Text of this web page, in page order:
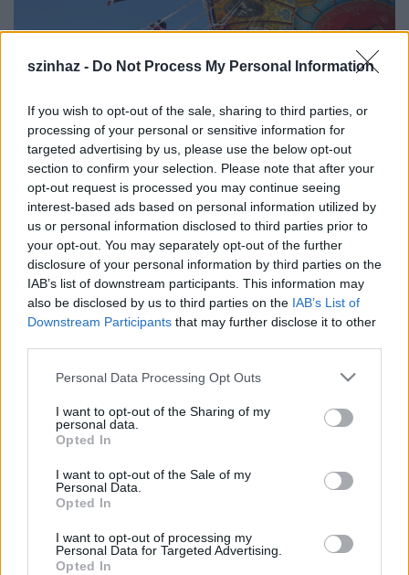
szinhaz - Do Not Process My Personal Information
If you wish to opt-out of the sale, sharing to third parties, or
processing of your personal or sensitive information for
targeted advertising by us, please use the below opt-out
section to confirm your selection. Please note that after your
opt-out request is processed you may continue seeing
interest-based ads based on personal information utilized by
us or personal information disclosed to third parties prior to
your opt-out. You may separately opt-out of the further
disclosure of your personal information by third parties on the
IAB’s list of downstream participants. This information may
also be disclosed by us to third parties on the IAB’s List of
Downstream Participants that may further disclose it to other
Please note that this website/app uses one or more Google
not limited to your visit or usage behaviour. You may click to
grant or deny consent to Google and its third-party tags to
use your data for below specified purposes in below Google
consent section.
Personal Data Processing Opt Outs
I want to opt-out of the Sharing of my
personal data.
Opted In
I want to opt-out of the Sale of my
Personal Data.
Opted In
I want to opt-out of processing my
Personal Data for Targeted Advertising.
Opted In
Mint írják, a Nemzeti Színház idei évadának egyik
legfontosabb bemutatója lesz a Körhinta című
legendás film adaptációja, amelynek
bevezetéseképpen ingyenes körhintázásra várják a
gyerekeket és felnőtteket a teátrum nyílt napján
vasárnap, amikor a magyar dráma napját is
ünnepeljük.
A Nemzeti nyílt napján az idén 60 esztendős
Udvaros Dorottyaszületésnapi koncerttel
Színpadon tartják. Előtte Szirtes Edina Mókus a
Nemzeti színészeivel ad közös koncertet.
Földes László Hobo beszélgetésre várja a nyílt napra
látogatókat, az eseményen a színházban készülő
produkcióiról is szó lesz.